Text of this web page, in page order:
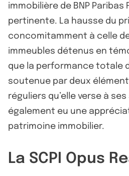
immobilière de BNP Paribas
pertinente. La hausse du
concomitamment à celle
immeubles détenus en
que la performance totale
soutenue par deux
réguliers qu’elle verse à
également eu une
patrimoine immobilier.
La SCPI Opus